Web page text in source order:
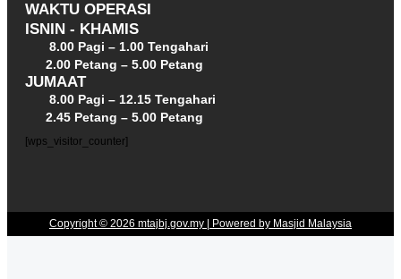
WAKTU OPERASI
ISNIN - KHAMIS
8.00 Pagi – 1.00 Tengahari
2.00 Petang – 5.00 Petang
JUMAAT
8.00 Pagi – 12.15 Tengahari
2.45 Petang – 5.00 Petang
[wps_visitor_counter]
Copyright © 2026 mtajbj.gov.my | Powered by Masjid Malaysia